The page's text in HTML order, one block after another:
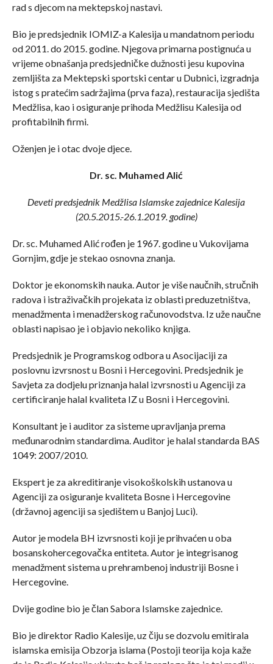
rad s djecom na mektepskoj nastavi.
Bio je predsjednik IOMIZ-a Kalesija u mandatnom periodu
od 2011. do 2015. godine. Njegova primarna postignuća u
vrijeme obnašanja predsjedničke dužnosti jesu kupovina
zemljišta za Mektepski sportski centar u Dubnici, izgradnja
istog s pratećim sadržajima (prva faza), restauracija sjedišta
Medžlisa, kao i osiguranje prihoda Medžlisu Kalesija od
profitabilnih firmi.
Oženjen je i otac dvoje djece.
Dr. sc. Muhamed Alić
Deveti predsjednik Medžlisa Islamske zajednice Kalesija
(20.5.2015.-26.1.2019. godine)
Dr. sc. Muhamed Alić rođen je 1967. godine u Vukovijama
Gornjim, gdje je stekao osnovna znanja.
Doktor je ekonomskih nauka. Autor je više naučnih, stručnih
radova i istraživačkih projekata iz oblasti preduzetništva,
menadžmenta i menadžerskog računovodstva. Iz uže naučne
oblasti napisao je i objavio nekoliko knjiga.
Predsjednik je Programskog odbora u Asocijaciji za
poslovnu izvrsnost u Bosni i Hercegovini. Predsjednik je
Savjeta za dodjelu priznanja halal izvrsnosti u Agenciji za
certificiranje halal kvaliteta IZ u Bosni i Hercegovini.
Konsultant je i auditor za sisteme upravljanja prema
međunarodnim standardima. Auditor je halal standarda BAS
1049: 2007/2010.
Ekspert je za akreditiranje visokoškolskih ustanova u
Agenciji za osiguranje kvaliteta Bosne i Hercegovine
(državnoj agenciji sa sjedištem u Banjoj Luci).
Autor je modela BH izvrsnosti koji je prihvaćen u oba
bosanskohercegovačka entiteta. Autor je integrisanog
menadžment sistema u prehrambenoj industriji Bosne i
Hercegovine.
Dvije godine bio je član Sabora Islamske zajednice.
Bio je direktor Radio Kalesije, uz čiju se dozvolu emitirala
islamska emisija Obzorja islama (Postoji teorija koja kaže